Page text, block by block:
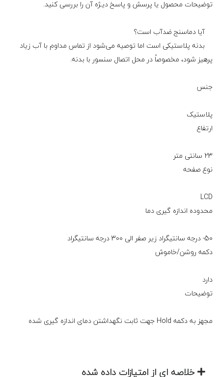
توضیحات محصول یا پرسش و پاسخ دیـژه آن را بررسی کنید.
آیا دماسنج ضدآب است؟
بدنه پلاستیکی است اما توصیه می‌شود از تماس مداوم با آب زیاد
پرهیز شود، مخصوصاً در محل اتصال سنسور با بدنه.
جنس
پلاستیک
ارتفاع
23 سانتی‌ متر
نوع صفحه
LCD
محدوده اندازه گیری دما
50- درجه سانتیگراد زیر صفر الی 300 درجه سانتیگراد
دکمه روشن/خاموش
دارد
توضیحات
مجهز به دکمه Hold جهت ثابت نگهداشتن دمای اندازه گیری شده
خلاصه ای از امتیازات داده شده